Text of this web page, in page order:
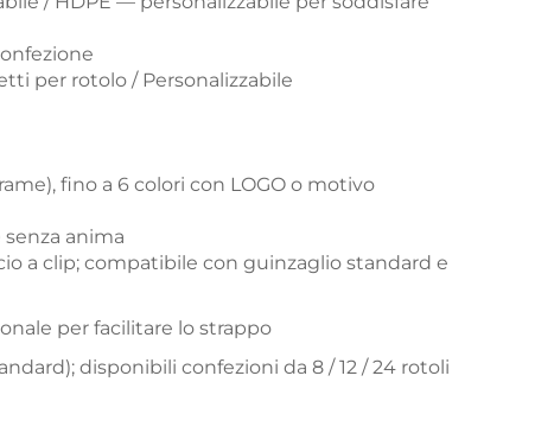
per rotolo / Personalizzabile
fino a 6 colori con LOGO o motivo
anima
a clip; compatibile con guinzaglio standard e
per facilitare lo strappo
disponibili confezioni da 8 / 12 / 24 rotoli